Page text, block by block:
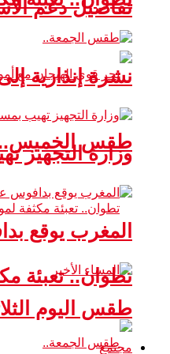
تفاصيل دعم
طقس
تطوان.. تعبئة
نشرة إنذارية
وزارة التجهيز
المغرب يوقع
طقس اليوم
مجتمع